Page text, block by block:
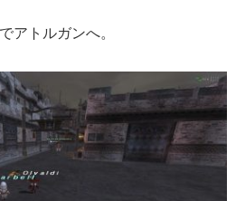
アトルガンへ。